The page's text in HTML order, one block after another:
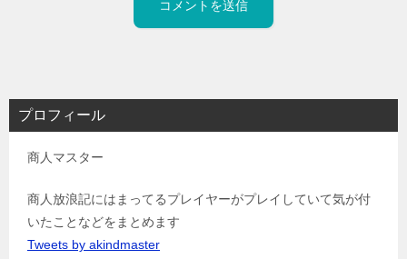
プロフィール
商人マスター
商人放浪記にはまってるプレイヤーがプレイしていて気が付
いたことなどをまとめます
Tweets by akindmaster